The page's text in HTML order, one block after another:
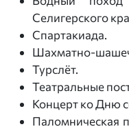
Селигерского
Спартакиада.
Шахматно-
Турслёт.
Театральные
Концерт ко Дню
Паломническая